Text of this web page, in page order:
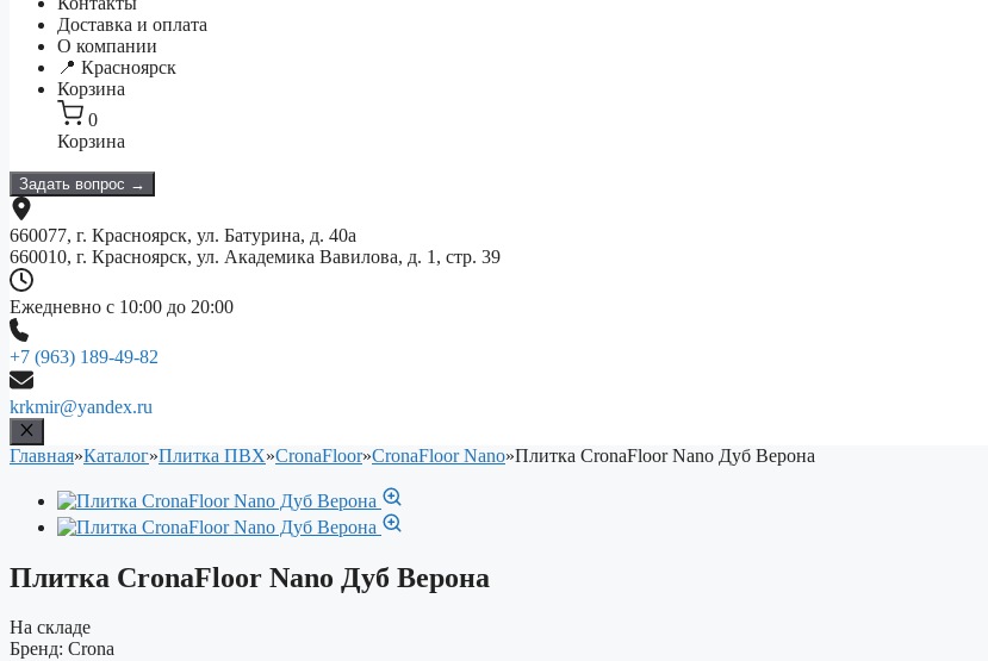
Доставка и оплата
О компании
📍 Красноярск
Корзина
0
Корзина
Задать вопрос →
660077, г. Красноярск, ул. Батурина, д. 40а
660010, г. Красноярск, ул. Академика Вавилова, д. 1, стр. 39
Ежедневно с 10:00 до 20:00
+7 (963) 189-49-82
krkmir@yandex.ru
Главная»Каталог»Плитка ПВХ»CronaFloor»CronaFloor Nano»Плитка CronaFloor Nano Дуб Верона
Плитка CronaFloor Nano Дуб Верона
На складе
Бренд: Crona